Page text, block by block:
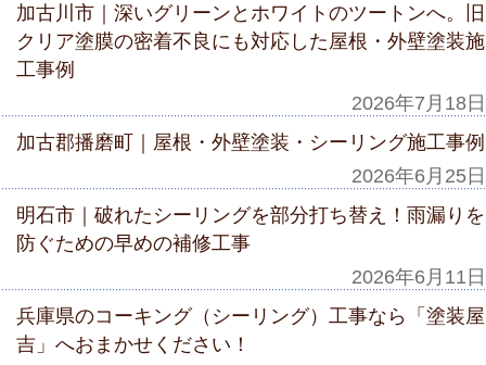
加古川市｜深いグリーンとホワイトのツートンへ。旧
クリア塗膜の密着不良にも対応した屋根・外壁塗装施
工事例
2026年7月18日
加古郡播磨町｜屋根・外壁塗装・シーリング施工事例
2026年6月25日
明石市｜破れたシーリングを部分打ち替え！雨漏りを
防ぐための早めの補修工事
2026年6月11日
兵庫県のコーキング（シーリング）工事なら「塗装屋
吉」へおまかせください！